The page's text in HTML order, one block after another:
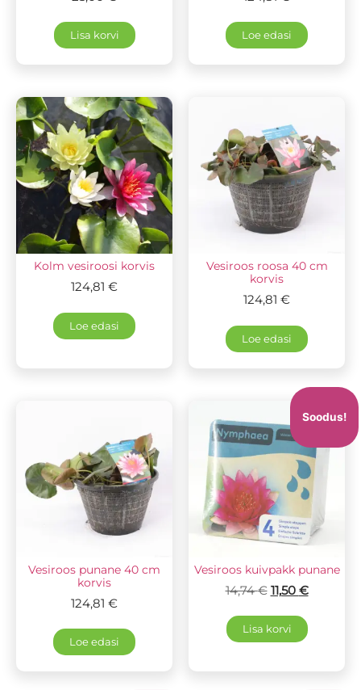
Lisa korvi Loe edasi
Kolm vesiroosi korvis
124,81 €
Loe edasi
Vesiroos roosa 40 cm
korvis
124,81 €
Loe edasi
Vesiroos punane 40 cm
korvis
124,81 €
Loe edasi
Soodus!
Vesiroos kuivpakk punane
14,74€ 11,50 €
Lisa korvi